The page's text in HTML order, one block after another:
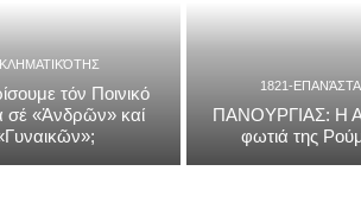
τόν Ποινικό
σέ «Ἀνδρῶν» καί
1821-
ΠΑΝΟΥΡΓΙΑΣ: Η
φωτιά της